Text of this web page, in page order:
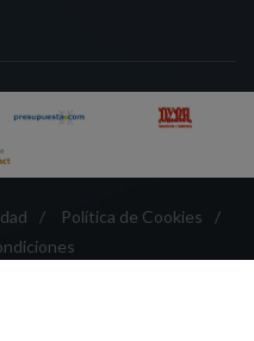
/ Política de Cookies
/